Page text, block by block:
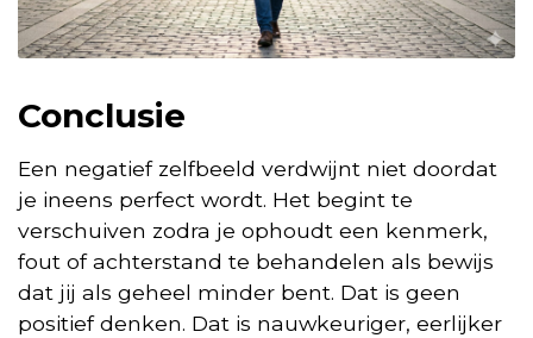
Conclusie
Een negatief zelfbeeld verdwijnt niet doordat
je ineens perfect wordt. Het begint te
verschuiven zodra je ophoudt een kenmerk,
fout of achterstand te behandelen als bewijs
dat jij als geheel minder bent. Dat is geen
positief denken. Dat is nauwkeuriger, eerlijker